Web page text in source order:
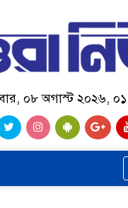
০৮ অগাস্ট ২০২৬,